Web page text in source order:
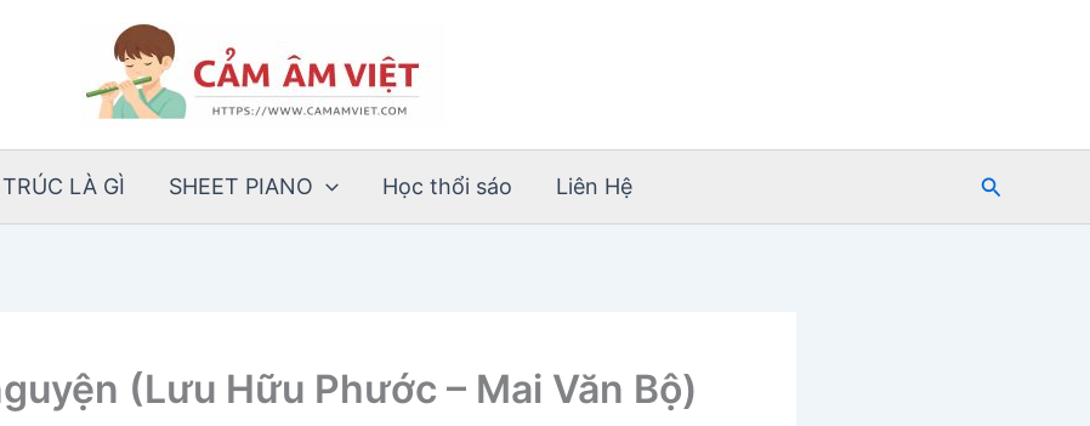
LÀ GÌ SHEET PIANO Học thổi sáo Liên Hệ
Tìm
(Lưu Hữu Phước – Mai Văn Bộ)